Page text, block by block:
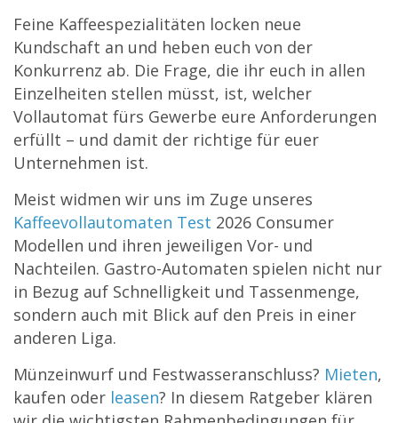
Feine Kaffeespezialitäten locken neue
Kundschaft an und heben euch von der
Konkurrenz ab. Die Frage, die ihr euch in allen
Einzelheiten stellen müsst, ist, welcher
Vollautomat fürs Gewerbe eure Anforderungen
erfüllt – und damit der richtige für euer
Unternehmen ist.
Meist widmen wir uns im Zuge unseres
Kaffeevollautomaten Test 2026 Consumer
Modellen und ihren jeweiligen Vor- und
Nachteilen. Gastro-Automaten spielen nicht nur
in Bezug auf Schnelligkeit und Tassenmenge,
sondern auch mit Blick auf den Preis in einer
anderen Liga.
Münzeinwurf und Festwasseranschluss? Mieten,
kaufen oder leasen? In diesem Ratgeber klären